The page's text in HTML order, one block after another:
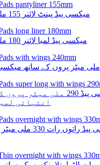
میکسی پیڈ پینٹ لائنر 155 ملی میٹر۔
میکسی پیڈ لمبا لائنر 180 ملی میٹر۔
240 ملی میٹر پروں کے ساتھ
میکسی پیڈ 290 ملی میٹر
انتہائی
میکسی پیڈ راتوں رات